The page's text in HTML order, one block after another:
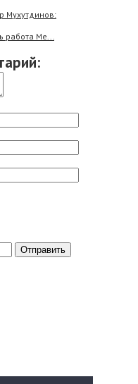
Мухутдинов:
работа Ме...